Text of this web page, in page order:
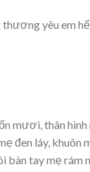
thương yêu em
mươi, thân
đen láy, khuôn
bàn tay mẹ rám